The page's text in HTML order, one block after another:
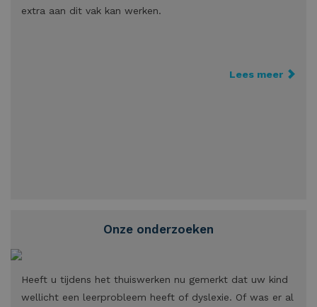
extra aan dit vak kan werken.
Lees meer
Onze onderzoeken
Heeft u tijdens het thuiswerken nu gemerkt dat uw kind
wellicht een leerprobleem heeft of dyslexie. Of was er al